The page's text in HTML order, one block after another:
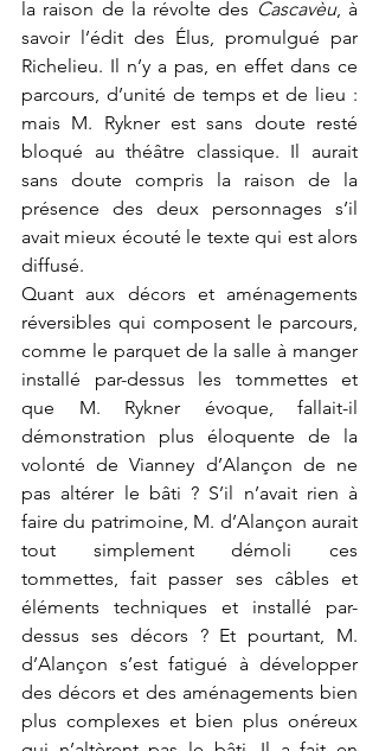
la raison de la révolte des Cascavèu, à
savoir l’édit des Élus, promulgué par
Richelieu. Il n’y a pas, en effet dans ce
parcours, d’unité de temps et de lieu :
mais M. Rykner est sans doute resté
bloqué au théâtre classique. Il aurait
sans doute compris la raison de la
présence des deux personnages s’il
avait mieux écouté le texte qui est alors
diffusé.
Quant aux décors et aménagements
réversibles qui composent le parcours,
comme le parquet de la salle à manger
installé par-dessus les tommettes et
que M. Rykner évoque, fallait-il
démonstration plus éloquente de la
volonté de Vianney d’Alançon de ne
pas altérer le bâti ? S’il n’avait rien à
faire du patrimoine, M. d’Alançon aurait
tout simplement démoli ces
tommettes, fait passer ses câbles et
éléments techniques et installé par-
dessus ses décors ? Et pourtant, M.
d’Alançon s’est fatigué à développer
des décors et des aménagements bien
plus complexes et bien plus onéreux